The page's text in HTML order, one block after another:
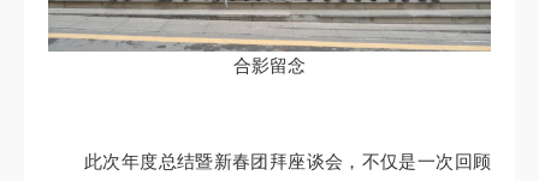
合影留念
此次年度总结暨新春团拜座谈会，不仅是一次回顾